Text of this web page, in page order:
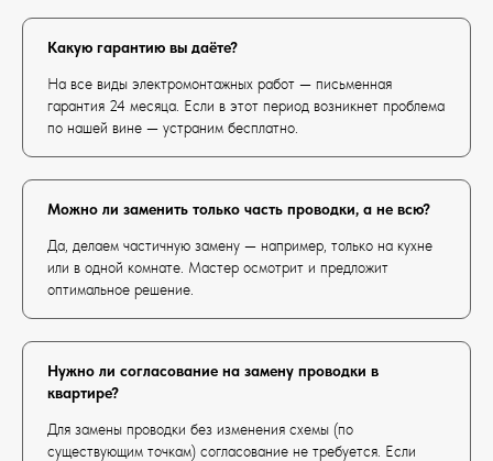
Какую гарантию вы даёте?
На все виды электромонтажных работ — письменная
гарантия 24 месяца. Если в этот период возникнет проблема
по нашей вине — устраним бесплатно.
Можно ли заменить только часть проводки, а не всю?
Да, делаем частичную замену — например, только на кухне
или в одной комнате. Мастер осмотрит и предложит
оптимальное решение.
Нужно ли согласование на замену проводки в
квартире?
Для замены проводки без изменения схемы (по
существующим точкам) согласование не требуется. Если